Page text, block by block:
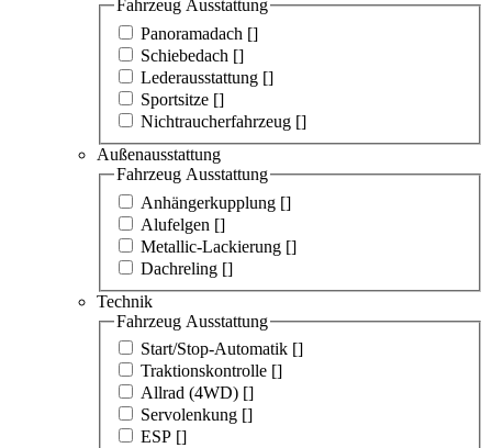
Fahrzeug Ausstattung
Panoramadach []
Schiebedach []
Lederausstattung []
Sportsitze []
Nichtraucherfahrzeug []
Außenausstattung
Fahrzeug Ausstattung
Anhängerkupplung []
Alufelgen []
Metallic-Lackierung []
Dachreling []
Technik
Fahrzeug Ausstattung
Start/Stop-Automatik []
Traktionskontrolle []
Allrad (4WD) []
Servolenkung []
ESP []